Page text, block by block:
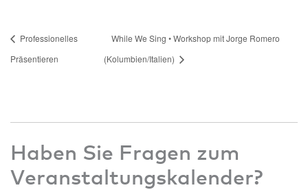
Professionelles
Präsentieren
While We Sing • Workshop mit Jorge Romero
(Kolumbien/Italien)
Haben Sie Fragen zum
Veranstaltungskalender?